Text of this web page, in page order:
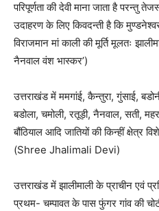
परिपूर्णता की देवी माना जाता है परन्तु
उदाहरण के लिए किवदन्ती है कि
विराजमान मां काली की मूर्ति मूलतः
नैनवाल वंश भास्कर’)
उत्तराखंड में ममगांई, कैन्तुरा, गुंसाई,
बडोला, चमोली, रतूड़ी, नैनवाल, सती,
बौंठियाल आदि जातियों की किन्हीं क्षेत्र
(Shree Jhalimali Devi)
उत्तराखंड में झालीमाली के प्राचीन एवं
प्रथम- चम्पावत के पास फुंगर गांव की